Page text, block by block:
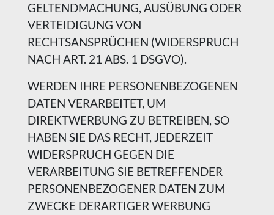
GELTENDMACHUNG, AUSÜBUNG ODER
VERTEIDIGUNG VON
RECHTSANSPRÜCHEN (WIDERSPRUCH
NACH ART. 21 ABS. 1 DSGVO).
WERDEN IHRE PERSONENBEZOGENEN
DATEN VERARBEITET, UM
DIREKTWERBUNG ZU BETREIBEN, SO
HABEN SIE DAS RECHT, JEDERZEIT
WIDERSPRUCH GEGEN DIE
VERARBEITUNG SIE BETREFFENDER
PERSONENBEZOGENER DATEN ZUM
ZWECKE DERARTIGER WERBUNG